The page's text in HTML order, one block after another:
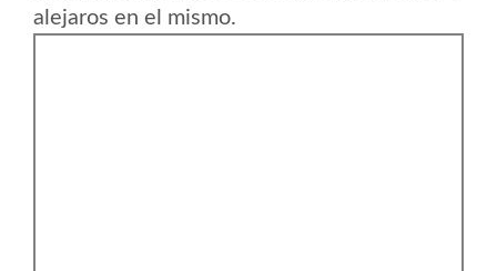
alejaros en el mismo.